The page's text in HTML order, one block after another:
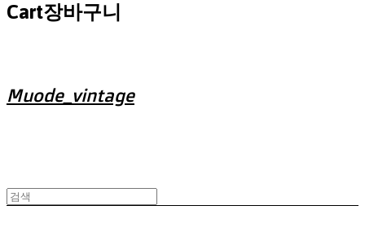
Cart장바구니
Muode_vintage